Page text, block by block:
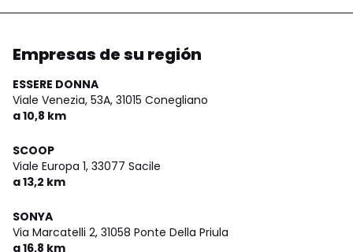
Empresas de su región
ESSERE DONNA
Viale Venezia, 53A, 31015 Conegliano
a 10,8 km
SCOOP
Viale Europa 1, 33077 Sacile
a 13,2 km
SONYA
Via Marcatelli 2, 31058 Ponte Della Priula
a 16,8 km